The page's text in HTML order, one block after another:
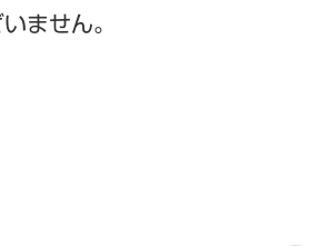
ません。